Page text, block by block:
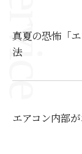
真夏の恐怖「
法
エアコン内部